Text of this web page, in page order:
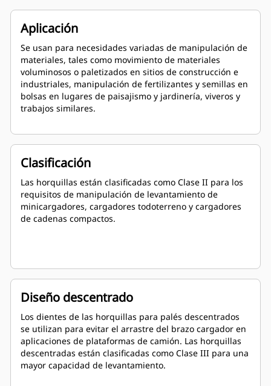
Aplicación
Se usan para necesidades variadas de manipulación de
materiales, tales como movimiento de materiales
voluminosos o paletizados en sitios de construcción e
industriales, manipulación de fertilizantes y semillas en
bolsas en lugares de paisajismo y jardinería, viveros y
trabajos similares.
Clasificación
Las horquillas están clasificadas como Clase II para los
requisitos de manipulación de levantamiento de
minicargadores, cargadores todoterreno y cargadores
de cadenas compactos.
Diseño descentrado
Los dientes de las horquillas para palés descentrados
se utilizan para evitar el arrastre del brazo cargador en
aplicaciones de plataformas de camión. Las horquillas
descentradas están clasificadas como Clase III para una
mayor capacidad de levantamiento.